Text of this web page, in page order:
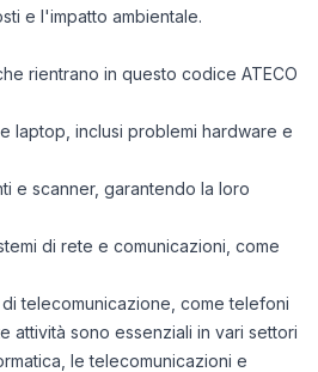
e l'impatto ambientale.
rientrano in questo codice ATECO
laptop, inclusi problemi hardware e
e scanner, garantendo la loro
di rete e comunicazioni, come
telecomunicazione, come telefoni
attività sono essenziali in vari settori
le telecomunicazioni e